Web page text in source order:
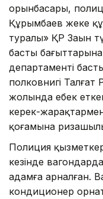
орынбасары,
Құрымбаев жеке
туралы» ҚР Заңын
басты
департаменті
полковнигі
жолында еңбек
керек-
қоғамына
Полиция
кезінде
адамға арналған.
кондиционер